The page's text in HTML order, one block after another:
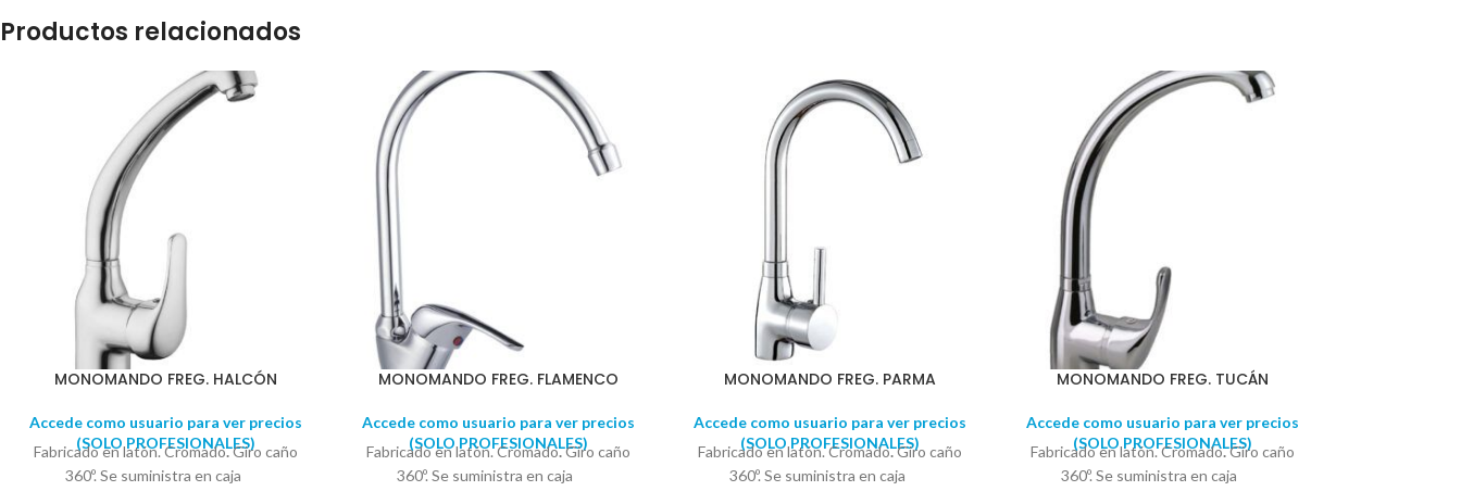
Productos relacionados
MONOMANDO FREG. HALCÓN
Accede como usuario para ver precios
(SOLO PROFESIONALES)
Fabricado en latón. Cromado.Giro caño
360º. Se suministra en caja
MONOMANDO FREG. FLAMENCO
Accede como usuario para ver precios
(SOLO PROFESIONALES)
Fabricado en latón. Cromado.Giro caño
360º. Se suministra en caja
MONOMANDO FREG. PARMA
Accede como usuario para ver precios
(SOLO PROFESIONALES)
Fabricado en latón. Cromado.Giro caño
360º. Se suministra en caja
MONOMANDO FREG. TUCÁN
Accede como usuario para ver precios
(SOLO PROFESIONALES)
Fabricado en latón. Cromado.Giro caño
360º. Se suministra en caja